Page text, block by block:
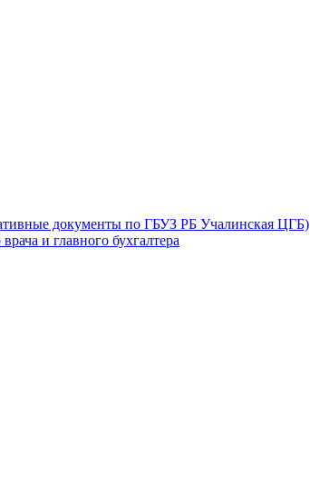
документы по ГБУЗ РБ Учалинская ЦГБ)
и главного бухгалтера